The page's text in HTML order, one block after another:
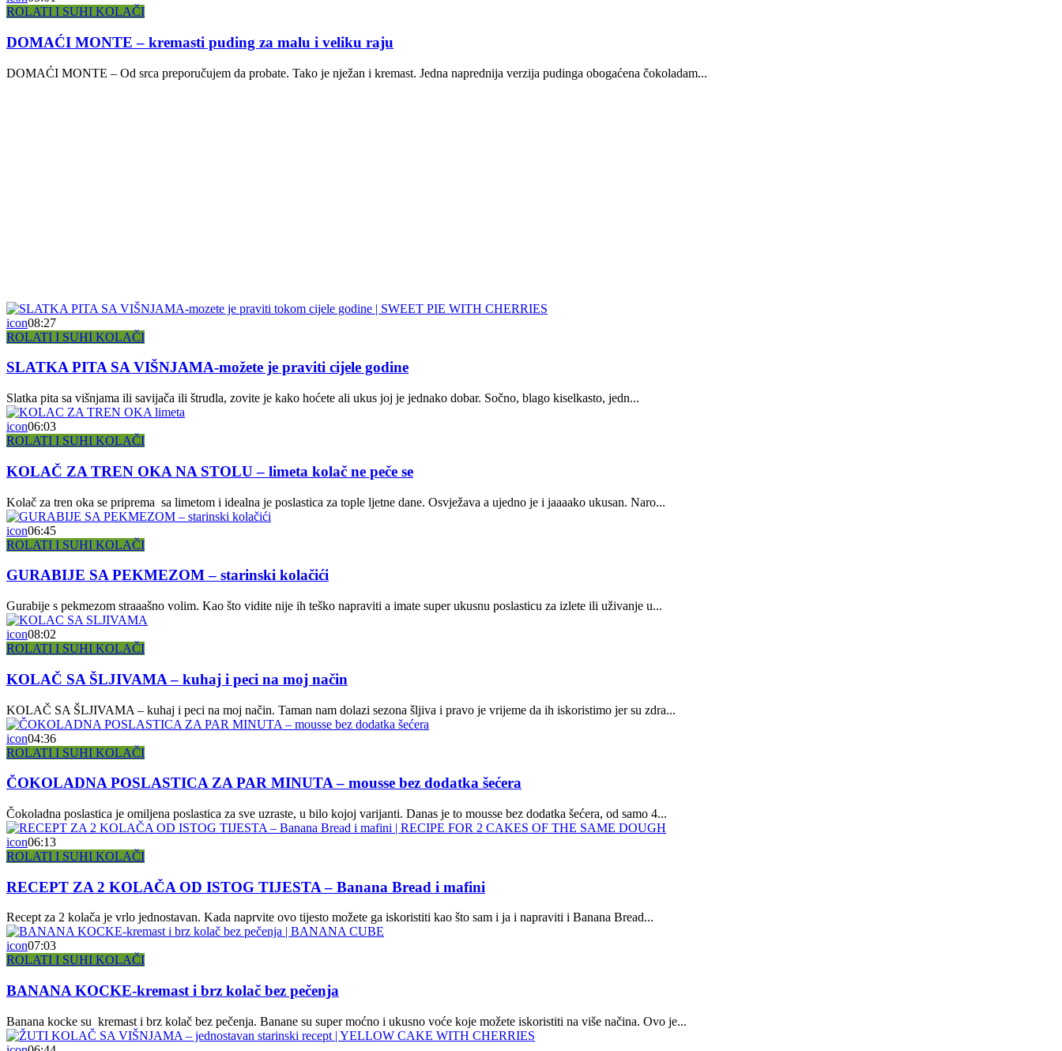
ROLATI I SUHI KOLAČI
DOMAĆI MONTE – kremasti puding za malu i veliku raju
DOMAĆI MONTE – Od srca preporučujem da probate. Tako je nježan i kremast. Jedna naprednija verzija pudinga obogaćena čokoladam...
icon08:27
ROLATI I SUHI KOLAČI
SLATKA PITA SA VIŠNJAMA-možete je praviti cijele godine
Slatka pita sa višnjama ili savijača ili štrudla, zovite je kako hoćete ali ukus joj je jednako dobar. Sočno, blago kiselkasto, jedn...
icon06:03
ROLATI I SUHI KOLAČI
KOLAČ ZA TREN OKA NA STOLU – limeta kolač ne peče se
Kolač za tren oka se priprema sa limetom i idealna je poslastica za tople ljetne dane. Osvježava a ujedno je i jaaaako ukusan. Naro...
icon06:45
ROLATI I SUHI KOLAČI
GURABIJE SA PEKMEZOM – starinski kolačići
Gurabije s pekmezom straaašno volim. Kao što vidite nije ih teško napraviti a imate super ukusnu poslasticu za izlete ili uživanje u...
icon08:02
ROLATI I SUHI KOLAČI
KOLAČ SA ŠLJIVAMA – kuhaj i peci na moj način
KOLAČ SA ŠLJIVAMA – kuhaj i peci na moj način. Taman nam dolazi sezona šljiva i pravo je vrijeme da ih iskoristimo jer su zdra...
icon04:36
ROLATI I SUHI KOLAČI
ČOKOLADNA POSLASTICA ZA PAR MINUTA – mousse bez dodatka šećera
Čokoladna poslastica je omiljena poslastica za sve uzraste, u bilo kojoj varijanti. Danas je to mousse bez dodatka šećera, od samo 4...
icon06:13
ROLATI I SUHI KOLAČI
RECEPT ZA 2 KOLAČA OD ISTOG TIJESTA – Banana Bread i mafini
Recept za 2 kolača je vrlo jednostavan. Kada naprvite ovo tijesto možete ga iskoristiti kao što sam i ja i napraviti i Banana Bread...
icon07:03
ROLATI I SUHI KOLAČI
BANANA KOCKE-kremast i brz kolač bez pečenja
Banana kocke su kremast i brz kolač bez pečenja. Banane su super moćno i ukusno voće koje možete iskoristiti na više načina. Ovo je...